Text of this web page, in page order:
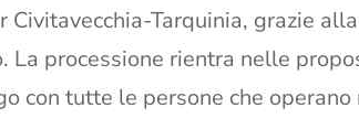
Civitavecchia-Tarquinia, grazie
La processione rientra nelle
con tutte le persone che